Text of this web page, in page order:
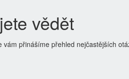
vědět
přinášíme přehled nejčastějších